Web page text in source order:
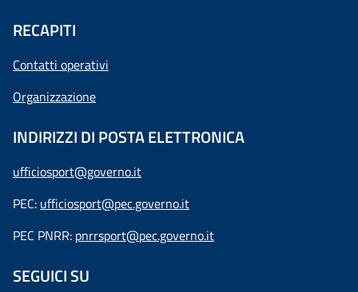
RECAPITI
Contatti operativi
Organizzazione
INDIRIZZI DI POSTA ELETTRONICA
ufficiosport@governo.it
PEC: ufficiosport@pec.governo.it
PEC PNRR: pnrrsport@pec.governo.it
SEGUICI SU